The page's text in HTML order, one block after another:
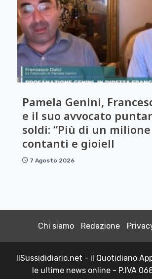
Pamela Genini,
e il suo avvocato
soldi: “Più di un
contanti e gioiell
7 Agosto 2026
Chi siamo Redazione
IlSussididiario.net - il Quotidiano
le ultime news online - P.IVA